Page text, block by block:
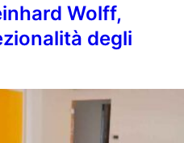
Wolff,
degli